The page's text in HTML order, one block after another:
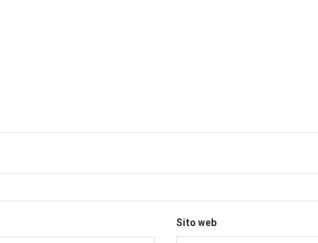
Sito web